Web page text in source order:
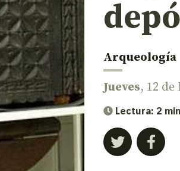
Arqueología
Jueves, 12
Lectura: 2